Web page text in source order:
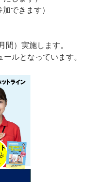
できます）
間）実施します。
ルとなっています。